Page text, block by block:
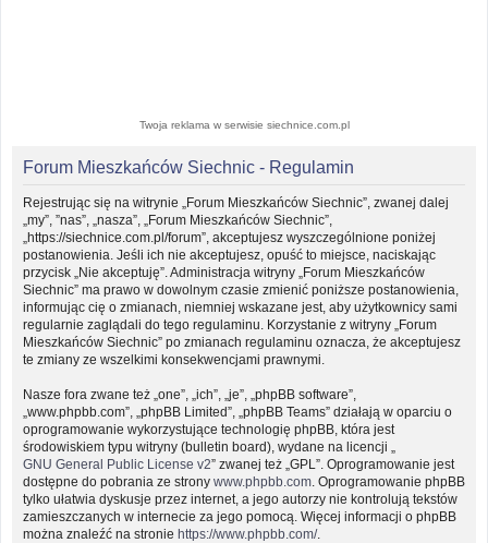
Twoja reklama w serwisie siechnice.com.pl
Forum Mieszkańców Siechnic - Regulamin
Rejestrując się na witrynie „Forum Mieszkańców Siechnic”, zwanej dalej
„my”, ”nas”, „nasza”, „Forum Mieszkańców Siechnic”,
„https://siechnice.com.pl/forum”, akceptujesz wyszczególnione poniżej
postanowienia. Jeśli ich nie akceptujesz, opuść to miejsce, naciskając
przycisk „Nie akceptuję”. Administracja witryny „Forum Mieszkańców
Siechnic” ma prawo w dowolnym czasie zmienić poniższe postanowienia,
informując cię o zmianach, niemniej wskazane jest, aby użytkownicy sami
regularnie zaglądali do tego regulaminu. Korzystanie z witryny „Forum
Mieszkańców Siechnic” po zmianach regulaminu oznacza, że akceptujesz
te zmiany ze wszelkimi konsekwencjami prawnymi.
Nasze fora zwane też „one”, „ich”, „je”, „phpBB software”,
„www.phpbb.com”, „phpBB Limited”, „phpBB Teams” działają w oparciu o
oprogramowanie wykorzystujące technologię phpBB, która jest
środowiskiem typu witryny (bulletin board), wydane na licencji „
GNU General Public License v2” zwanej też „GPL”. Oprogramowanie jest
dostępne do pobrania ze strony www.phpbb.com . Oprogramowanie phpBB
tylko ułatwia dyskusje przez internet, a jego autorzy nie kontrolują tekstów
zamieszczanych w internecie za jego pomocą. Więcej informacji o phpBB
można znaleźć na stronie https://www.phpbb.com/.